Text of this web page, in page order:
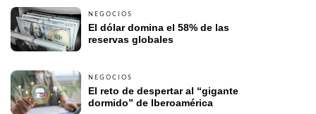
NEGOCIOS
El dólar domina el 58% de las
reservas globales
NEGOCIOS
El reto de despertar al “gigante
dormido” de Iberoamérica